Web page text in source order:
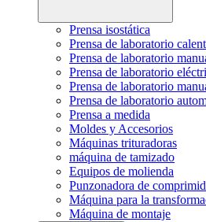
Prensa isostática
Prensa de laboratorio
Prensa de laboratorio
Prensa de laboratorio
Prensa de laboratorio
Prensa de laboratorio
Prensa a medida
Moldes y Accesorios
Máquinas trituradoras
máquina de tamizado
Equipos de molienda
Punzonadora de
Máquina para la
Máquina de montaje